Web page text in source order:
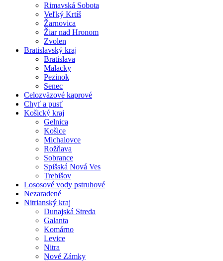
Rimavská Sobota
Veľký Krtíš
Žarnovica
Žiar nad Hronom
Zvolen
Bratislavský kraj
Bratislava
Malacky
Pezinok
Senec
Celozväzové kaprové
Chyť a pusť
Košický kraj
Gelnica
Košice
Michalovce
Rožňava
Sobrance
Spišská Nová Ves
Trebišov
Lososové vody pstruhové
Nezaradené
Nitrianský kraj
Dunajská Streda
Galanta
Komárno
Levice
Nitra
Nové Zámky